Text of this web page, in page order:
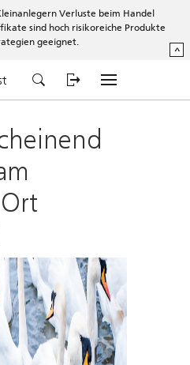
Verluste beim Handel
sind hoch risikoreiche Produkte
geeignet.
^